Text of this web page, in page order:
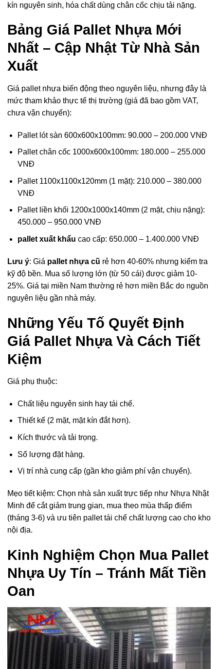
kín nguyên sinh, hóa chất dùng chân cốc chịu tải nặng.
Bảng Giá Pallet Nhựa Mới
Nhất – Cập Nhật Từ Nhà Sản
Xuất
Giá pallet nhựa biến động theo nguyên liệu, nhưng đây là
mức tham khảo thực tế thị trường (giá đã bao gồm VAT,
chưa vận chuyển):
Pallet lót sàn 600x600x100mm: 90.000 – 200.000 VNĐ
Pallet chân cốc 1000x600x100mm: 180.000 – 255.000
VNĐ
Pallet 1100x1100x120mm (1 mặt): 210.000 – 380.000
VNĐ
Pallet liền khối 1200x1000x140mm (2 mặt, chịu nặng):
450.000 – 950.000 VNĐ
pallet xuất khẩu cao cấp: 650.000 – 1.400.000 VNĐ
Lưu ý: Giá pallet nhựa cũ rẻ hơn 40-60% nhưng kiểm tra
kỹ độ bền. Mua số lượng lớn (từ 50 cái) được giảm 10-
25%. Giá tại miền Nam thường rẻ hơn miền Bắc do nguồn
nguyên liệu gần nhà máy.
Những Yếu Tố Quyết Định
Giá Pallet Nhựa Và Cách Tiết
Kiệm
Giá phụ thuộc:
Chất liệu nguyên sinh hay tái chế.
Thiết kế (2 mặt, mặt kín đắt hơn).
Kích thước và tải trọng.
Số lượng đặt hàng.
Vị trí nhà cung cấp (gần kho giảm phí vận chuyển).
Mẹo tiết kiệm: Chọn nhà sản xuất trực tiếp như Nhựa Nhật
Minh để cắt giảm trung gian, mua theo mùa thấp điểm
(tháng 3-6) và ưu tiên pallet tái chế chất lượng cao cho kho
nội địa.
Kinh Nghiệm Chọn Mua Pallet
Nhựa Uy Tín – Tránh Mất Tiền
Oan